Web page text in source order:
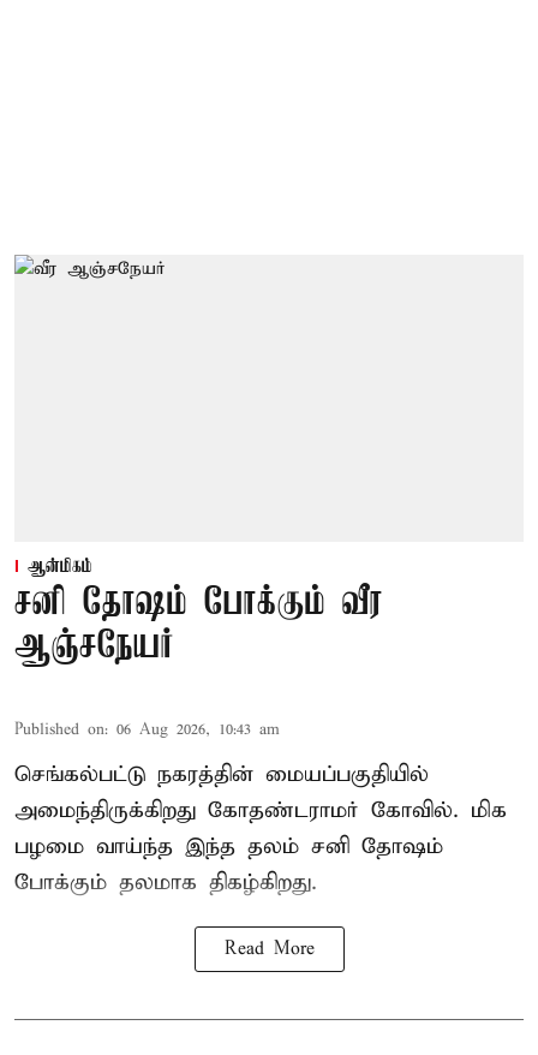
ஆன்மிகம்
சனி தோஷம் போக்கும் வீர
ஆஞ்சநேயர்
Published on: 06 Aug 2026, 10:43 am
செங்கல்பட்டு நகரத்தின் மையப்பகுதியில்
அமைந்திருக்கிறது கோதண்டராமர் கோவில். மிக
பழமை வாய்ந்த இந்த தலம் சனி தோஷம்
போக்கும் தலமாக திகழ்கிறது.
Read More